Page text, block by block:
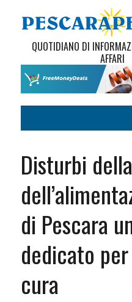
QUOTIDIANO DI
AFFARI
Disturbi
di Pescara
dedicato
cura